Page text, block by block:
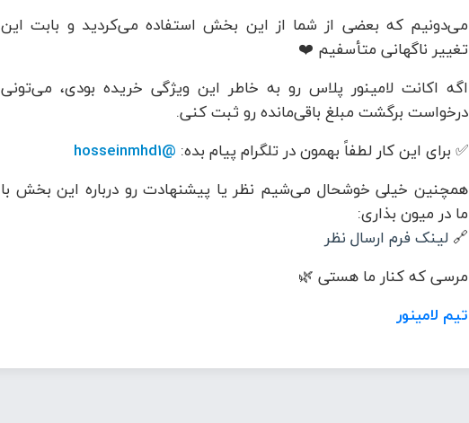
می‌دونیم که بعضی از شما از این بخش استفاده می‌کردید و بابت این
تغییر ناگهانی متأسفیم ❤️
اگه اکانت لامینور پلاس رو به خاطر این ویژگی خریده بودی، می‌تونی
درخواست برگشت مبلغ باقی‌مانده رو ثبت کنی.
✅ برای این کار لطفاً بهمون در تلگرام پیام بده: @hosseinmhd1
همچنین خیلی خوشحال می‌شیم نظر یا پیشنهادت رو درباره این بخش با
ما در میون بذاری:
🔗 لینک فرم ارسال نظر
مرسی که کنار ما هستی 🌿
تیم لامینور